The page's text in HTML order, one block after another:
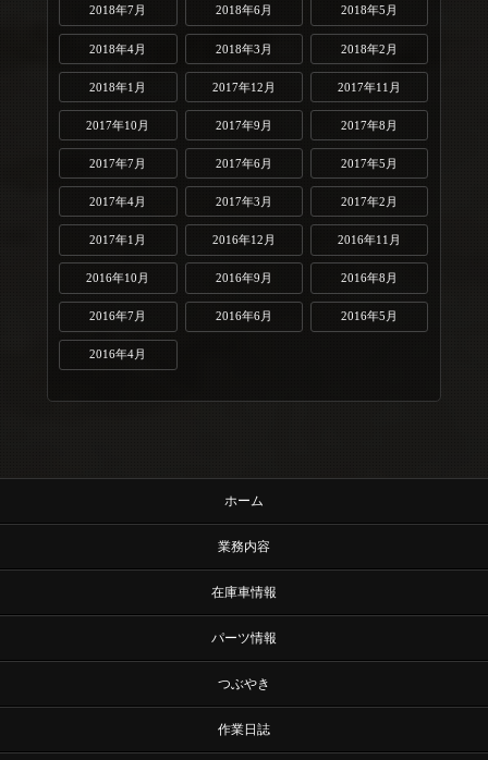
2018年7月 2018年6月 2018年5月
2018年4月 2018年3月 2018年2月
2018年1月 2017年12月 2017年11月
2017年10月 2017年9月 2017年8月
2017年7月 2017年6月 2017年5月
2017年4月 2017年3月 2017年2月
2017年1月 2016年12月 2016年11月
2016年10月 2016年9月 2016年8月
2016年7月 2016年6月 2016年5月
2016年4月
ホーム
業務内容
在庫車情報
パーツ情報
つぶやき
作業日誌